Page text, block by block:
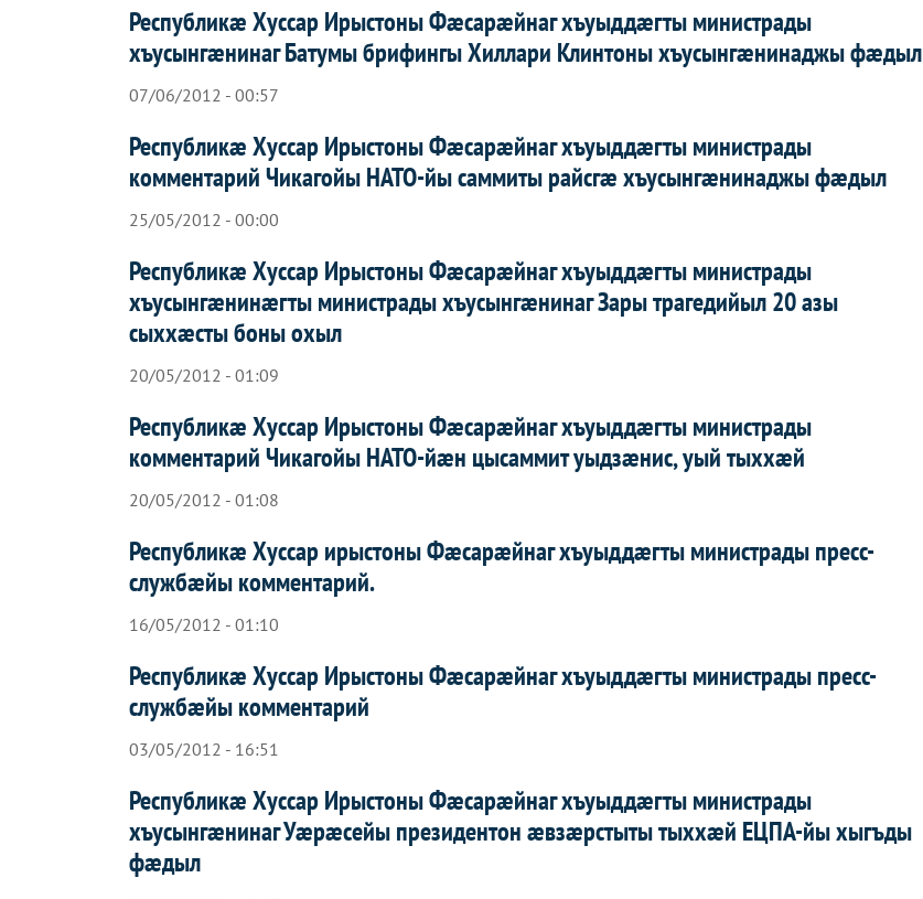
Республикæ Хуссар Ирыстоны Фæсарæйнаг хъуыддæгты министрады
хъусынгæнинаг Батумы брифингы Хиллари Клинтоны хъусынгæнинаджы фæдыл
07/06/2012 - 00:57
Республикæ Хуссар Ирыстоны Фæсарæйнаг хъуыддæгты министрады
комментарий Чикагойы НАТО-йы саммиты райсгæ хъусынгæнинаджы фæдыл
25/05/2012 - 00:00
Республикæ Хуссар Ирыстоны Фæсарæйнаг хъуыддæгты министрады
хъусынгæнинæгты министрады хъусынгæнинаг Зары трагедийыл 20 азы
сыххæсты боны охыл
20/05/2012 - 01:09
Республикæ Хуссар Ирыстоны Фæсарæйнаг хъуыддæгты министрады
комментарий Чикагойы НАТО-йæн цысаммит уыдзæнис, уый тыххæй
20/05/2012 - 01:08
Республикæ Хуссар ирыстоны Фæсарæйнаг хъуыддæгты министрады пресс-
службæйы комментарий.
16/05/2012 - 01:10
Республикæ Хуссар Ирыстоны Фæсарæйнаг хъуыддæгты министрады пресс-
службæйы комментарий
03/05/2012 - 16:51
Республикæ Хуссар Ирыстоны Фæсарæйнаг хъуыддæгты министрады
хъусынгæнинаг Уæрæсейы президентон æвзæрстыты тыххæй ЕЦПА-йы хыгъды
фæдыл